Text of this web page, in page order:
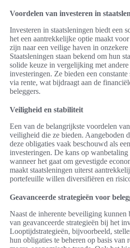
Voordelen van investeren in
Investeren in staatsleningen biedt een
het een aantrekkelijke optie maakt
zijn naar een veilige haven in
Staatsleningen staan bekend om hun
solide keuze in vergelijking met
investeringen. Ze bieden een
via rente, wat bijdraagt aan de
beleggers.
Veiligheid en stabiliteit
Een van de belangrijkste voordelen
veiligheid die ze bieden. Aangeboden
deze obligaties vaak beschouwd als
investeringen. De kans op
wanneer het gaat om gevestigde
maakt staatsleningen uiterst
portefeuille willen diversifiëren en
Geavanceerde strategieën voor
Naast de inherente beveiliging kunnen
van geavanceerde strategieën bij het
Looptijdstrategieën, bijvoorbeeld,
hun obligaties te beheren op basis van